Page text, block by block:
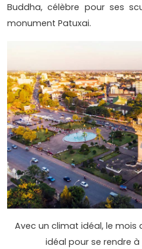
Buddha, célèbre pour ses
monument Patuxai.
Avec un climat idéal, le
idéal pour se rendre à